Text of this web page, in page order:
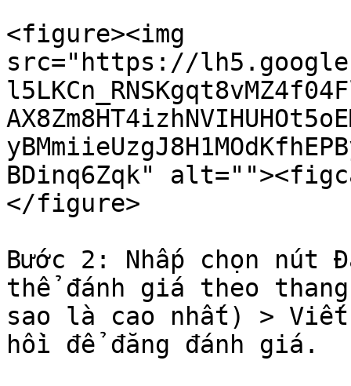
<figure><img
src="https://
BDinq6Zqk"
</figure>
Bước 2: Nhấp chọn
thể đánh giá theo
sao là cao nhất) > Viết
hồi để đăng đánh giá.